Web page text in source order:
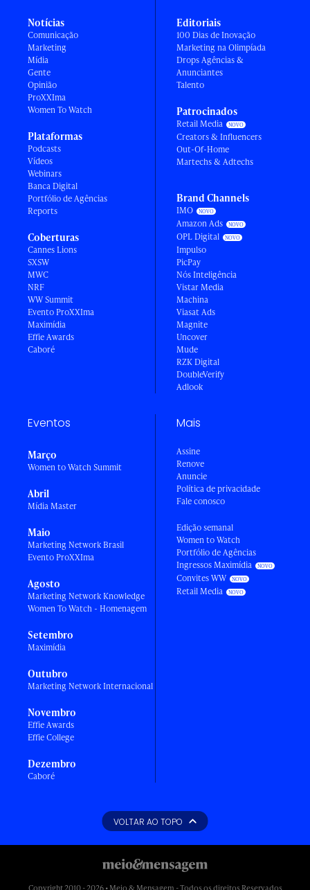
Notícias
Comunicação
Marketing
Mídia
Gente
Opinião
ProXXIma
Women To Watch
Plataformas
Podcasts
Vídeos
Webinars
Banca Digital
Portfólio de Agências
Reports
Coberturas
Cannes Lions
SXSW
MWC
NRF
WW Summit
Evento ProXXIma
Maximídia
Effie Awards
Caboré
Editoriais
100 Dias de Inovação
Marketing na Olimpíada
Drops Agências &
Anunciantes
Talento
Patrocinados
Retail Media
Creators & Influencers
Out-Of-Home
Martechs & Adtechs
Brand Channels
IMO
Amazon Ads
OPL Digital
Impulso
PicPay
Nós Inteligência
Vistar Media
Machina
Viasat Ads
Magnite
Uncover
Mude
RZK Digital
DoubleVerify
Adlook
Eventos
Março
Women to Watch Summit
Abril
Mídia Master
Maio
Marketing Network Brasil
Evento ProXXIma
Agosto
Marketing Network Knowledge
Women To Watch - Homenagem
Setembro
Maximídia
Outubro
Marketing Network Internacional
Novembro
Effie Awards
Effie College
Dezembro
Caboré
Mais
Assine
Renove
Anuncie
Política de privacidade
Fale conosco
Edição semanal
Women to Watch
Portfólio de Agências
Ingressos Maximídia
Convites WW
Retail Media
VOLTAR AO TOPO
Copyright 2010 - 2026 • Meio & Mensagem - Todos os direitos Reservados